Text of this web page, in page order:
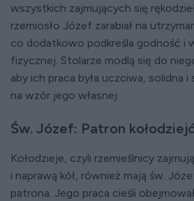
wszystkich zajmujących się
rzemiosło Józef zarabiał na
co dodatkowo podkreśla godność i
fizycznej. Stolarze modlą się do
aby ich praca była uczciwa, solidna i
na wzór jego własnej.
Św. Józef: Patron
Kołodzieje, czyli rzemieślnicy
i naprawą kół, również mają św.
patrona. Jego praca cieśli